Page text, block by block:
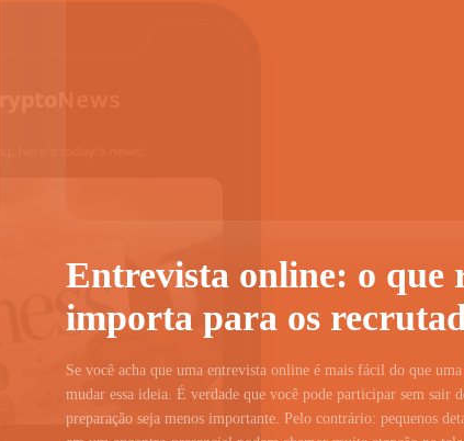
Entrevista online: o que
importa para os
Se você acha que uma entrevista online é mais fácil do que
mudar essa ideia. É verdade que você pode participar sem sair
preparação seja menos importante. Pelo contrário: pequenos